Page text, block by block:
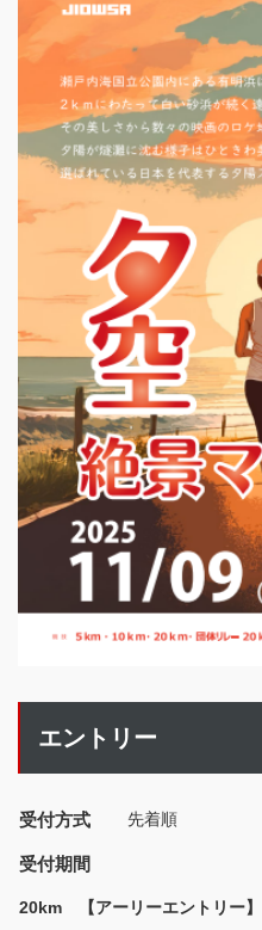
エントリー
受付方式 先着順
受付期間
20km 【アーリーエントリー】